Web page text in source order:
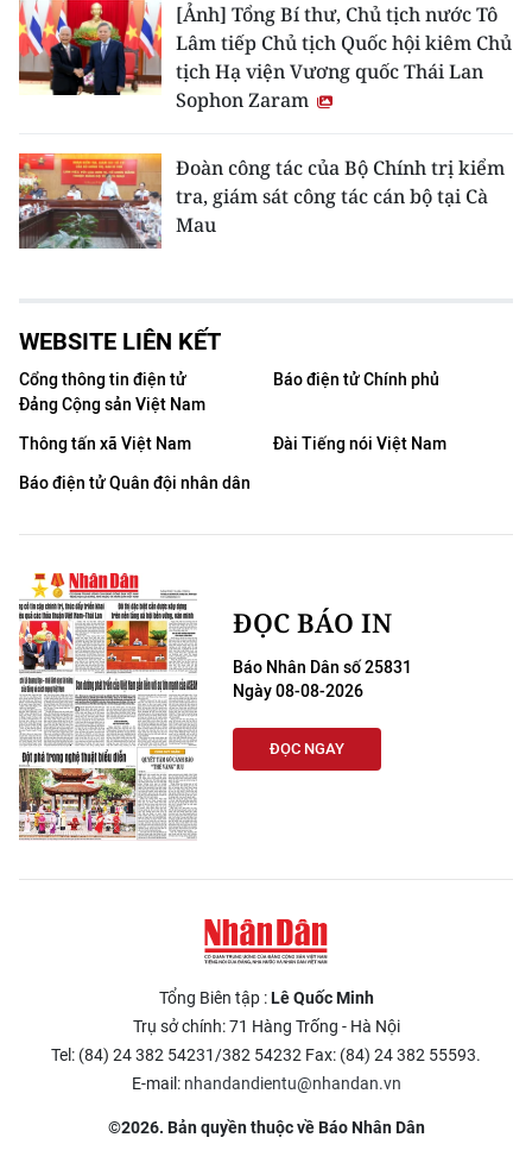
[Ảnh] Tổng Bí thư, Chủ tịch nước Tô
Lâm tiếp Chủ tịch Quốc hội kiêm Chủ
tịch Hạ viện Vương quốc Thái Lan
Sophon Zaram
Đoàn công tác của Bộ Chính trị kiểm
tra, giám sát công tác cán bộ tại Cà
Mau
WEBSITE LIÊN KẾT
Cổng thông tin điện tử
Đảng Cộng sản Việt Nam
Báo điện tử Chính phủ
Thông tấn xã Việt Nam
Đài Tiếng nói Việt Nam
Báo điện tử Quân đội nhân dân
ĐỌC BÁO IN
Báo Nhân Dân số 25831
Ngày 08-08-2026
ĐỌC NGAY
Tổng Biên tập :Lê Quốc Minh
Trụ sở chính: 71 Hàng Trống - Hà Nội
Tel: (84) 24 382 54231/382 54232 Fax: (84) 24 382 55593.
E-mail: nhandandientu@nhandan.vn
©2026. Bản quyền thuộc về Báo Nhân Dân